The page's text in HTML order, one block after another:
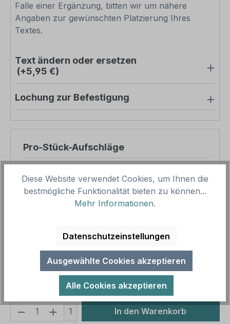
Falle einer Ergänzung, bitten wir um nähere
Angaben zur gewünschten Platzierung Ihres
Textes.
Text ändern oder ersetzen
(+5,95 €)
Lochung zur Befestigung
Pro-Stück-Aufschläge
Zwischensumme
12,50 €
Gesamtpreis
Preise inkl. MwSt. zzgl. Versandkosten
Aufgrund von Neuberechnungen im Warenkorb sind
abweichende Endpreise möglich.
Produkt Anzahl: Gib den gewünschten
1 In den Warenkorb
Diese Website verwendet Cookies, um Ihnen die
bestmögliche Funktionalität bieten zu können...
Mehr Informationen.
Datenschutzeinstellungen
Ausgewählte Cookies akzeptieren
Alle Cookies akzeptieren